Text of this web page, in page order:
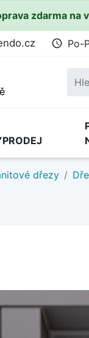
zdarma na
access_time Po-
dřezy